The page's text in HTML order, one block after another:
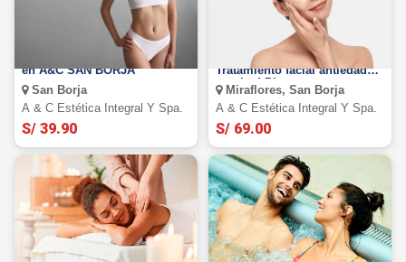
10 visitas de carboxiterapia
en A&C SAN BORJA
San Borja
A & C Estética Integral Y Spa.
S/ 39.90
¡Dale vida a tu piel!
Tratamiento facial antiedad
con Led Photon
Miraflores, San Borja
A & C Estética Integral Y Spa.
S/ 69.00